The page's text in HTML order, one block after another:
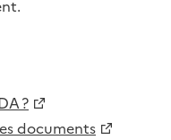
?
documents